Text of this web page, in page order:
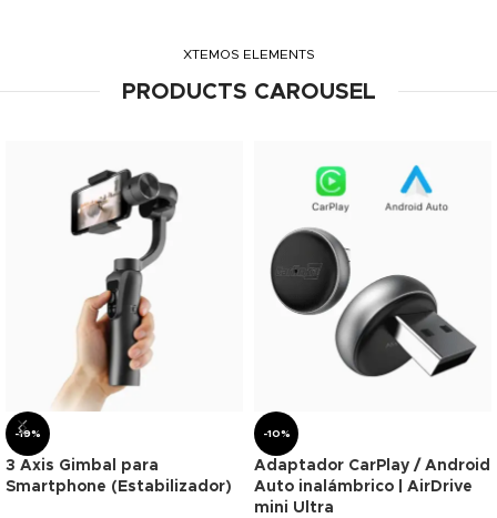
XTEMOS ELEMENTS
PRODUCTS CAROUSEL
-19%
3 Axis Gimbal para
Smartphone (Estabilizador)
-10%
Adaptador CarPlay / Android
Auto inalámbrico | AirDrive
mini Ultra